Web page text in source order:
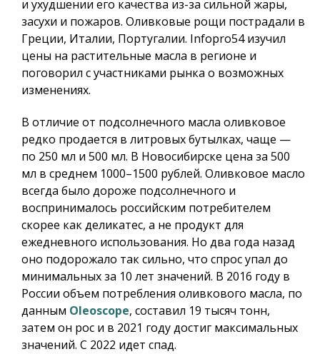
и ухудшении его качества из-за сильной жары,
засухи и пожаров. Оливковые рощи пострадали в
Греции, Италии, Португалии. Infopro54изучил
цены на растительные масла в регионе и
поговорил с участниками рынка о возможных
изменениях.
В отличие от подсолнечного масла оливковое
редко продается в литровых бутылках, чаще —
по 250 мл и 500 мл. В Новосибирске цена за 500
мл в среднем 1000–1500 рублей. Оливковое масло
всегда было дороже подсолнечного и
воспринималось российским потребителем
скорее как деликатес, а не продукт для
ежедневного использования. Но два года назад
оно подорожало так сильно, что спрос упал до
минимальных за 10 лет значений. В 2016 году в
России объем потребления оливкового масла, по
данным Oleoscope, составил 19 тысяч тонн,
затем он рос и в 2021 году достиг максимальных
значений. С 2022 идет спад.